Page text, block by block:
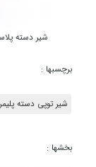
شیر دسته
برچسبها :
شیر توپی دسته پلیمری 114
بخشها :